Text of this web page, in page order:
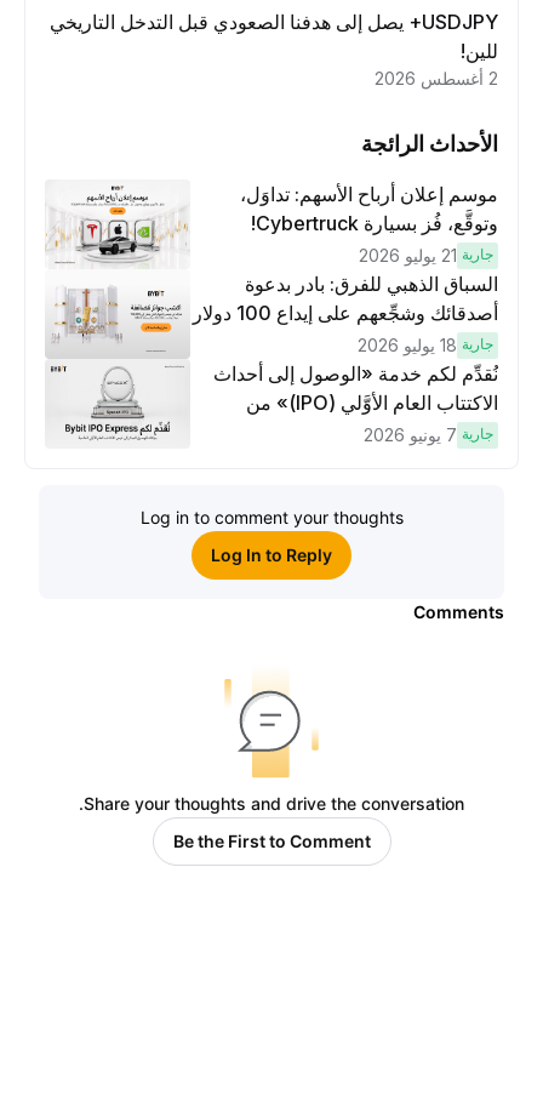
USDJPY+ يصل إلى هدفنا الصعودي قبل التدخل التاريخي
للين!
الأحداث الرائجة
موسم إعلان أرباح الأسهم: تداوَل،
وتوقَّع، فُز بسيارة Cybertruck!
جارية 21 يوليو 2026
السباق الذهبي للفرق: بادر بدعوة
أصدقائك وشجِّعهم على إيداع 100 دولار
لكسَب مكافآت مُضاعَفة
جارية 18 يوليو 2026
نُقدِّم لكم خدمة «الوصول إلى أحداث
الاكتتاب العام الأوَّلي (IPO)» من
Bybit، بوابتك للوصول المبكر إلى فرص
جارية 7 يونيو 2026
Log in to comment your thoughts
Log In to Reply
Comments
Share your thoughts and drive the conversation.
Be the First to Comment